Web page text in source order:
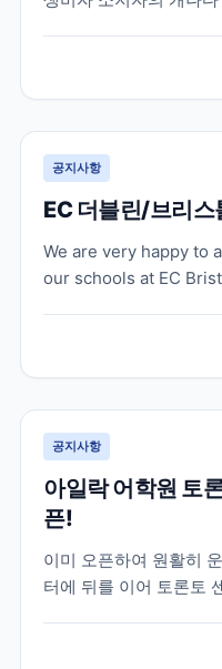
분은 파란색으로 표시
자가 100% 온라인 수
공지사항
EC 더블린/브리
We are very happy to
our schools at EC
공지사항
아일락 어학원 토
픈!
이미 오픈하여 원활히
터에 뒤를 이어 토론토